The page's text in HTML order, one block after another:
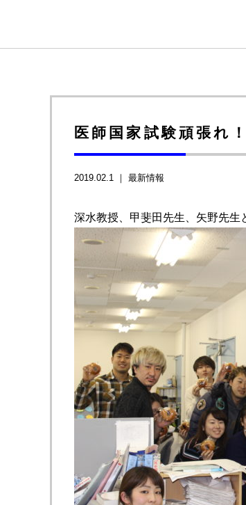
医師国家試験頑張れ！
2019.02.1 ｜ 最新情報
深水教授、甲斐田先生、矢野先生